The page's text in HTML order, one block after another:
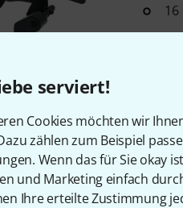
serviert!
Cookies möchten wir
zählen zum Beispiel
Wenn das für Sie okay
und Marketing einfach
Ihre erteilte Zustimmung